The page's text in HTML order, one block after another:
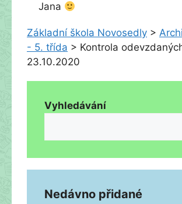
Jana
Základní škola Novosedly >
- 5. třída > Kontrola
23.10.2020
Vyhledávání
Nedávno přidané